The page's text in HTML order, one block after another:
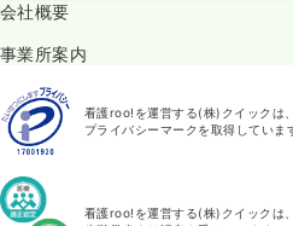
会社概要
事業所案内
看護roo!を運営する(株)クイックは
プライバシーマークを取得していま
看護roo!を運営する(株)クイックは